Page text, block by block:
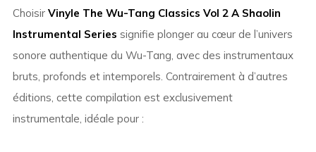
Choisir Vinyle The Wu-Tang Classics Vol 2 A Shaolin
Instrumental Series signifie plonger au cœur de l’univers
sonore authentique du Wu-Tang, avec des instrumentaux
bruts, profonds et intemporels. Contrairement à d’autres
éditions, cette compilation est exclusivement
instrumentale, idéale pour :